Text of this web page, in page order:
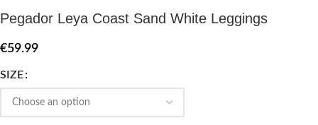
Pegador Leya Coast Sand White Leggings
€59.99
SIZE